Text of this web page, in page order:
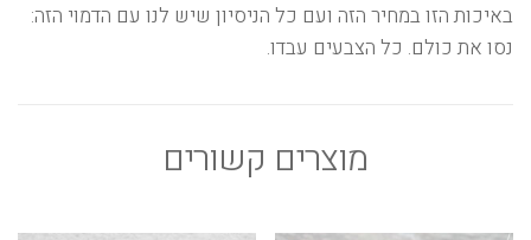
באיכות הזו במחיר הזה ועם כל הניסיון שיש לנו עם הדמוי הזה:
נסו את כולם. כל הצבעים עבדו.
מוצרים קשורים